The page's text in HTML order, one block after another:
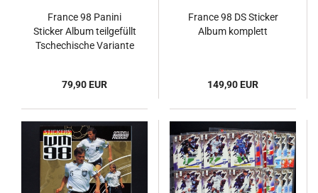
France 98 Panini
Sticker Album teilgefüllt
Tschechische Variante
79,90 EUR
France 98 DS Sticker
Album komplett
149,90 EUR